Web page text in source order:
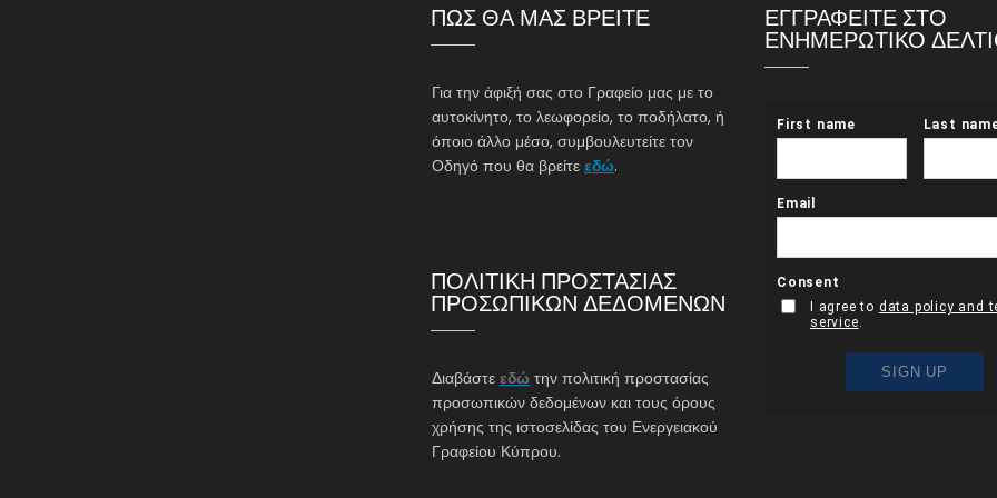
ΠΩΣ ΘΑ ΜΑΣ ΒΡΕΙΤΕ
Για την άφιξή σας στο Γραφείο μας με το
αυτοκίνητο, το λεωφορείο, το ποδήλατο, ή
όποιο άλλο μέσο, συμβουλευτείτε τον
Οδηγό που θα βρείτε εδώ.
ΠΟΛΙΤΙΚΗ ΠΡΟΣΤΑΣΙΑΣ
ΠΡΟΣΩΠΙΚΩΝ ΔΕΔΟΜΕΝΩΝ
Διαβάστε εδώ την πολιτική προστασίας
προσωπικών δεδομένων και τους όρους
χρήσης της ιστοσελίδας του Ενεργειακού
Γραφείου Κύπρου.
ΕΓΓΡΑΦΕΙΤΕ ΣΤΟ
ΕΝΗΜΕΡΩΤΙΚΟ